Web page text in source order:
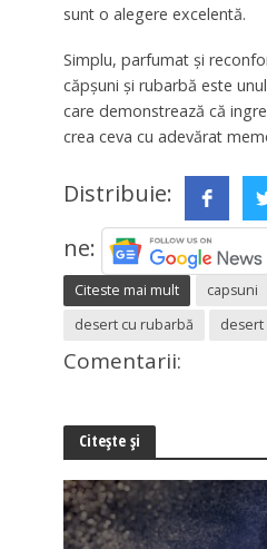
sunt o alegere excelentă.
Simplu, parfumat și
căpșuni și rubarbă este
care demonstrează că
crea ceva cu adevărat
Distribuie:
ne:
Citeste mai mult capsuni
desert cu rubarbă
desert
Comentarii:
Citește și